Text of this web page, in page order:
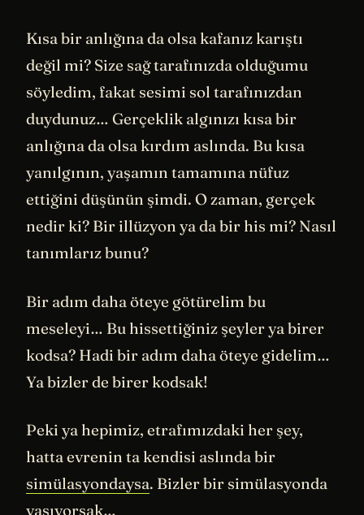
Kısa bir anlığına da olsa kafanız karıştı
değil mi? Size sağ tarafınızda olduğumu
söyledim, fakat sesimi sol tarafınızdan
duydunuz… Gerçeklik algınızı kısa bir
anlığına da olsa kırdım aslında. Bu kısa
yanılgının, yaşamın tamamına nüfuz
ettiğini düşünün şimdi. O zaman, gerçek
nedir ki? Bir illüzyon ya da bir his mi? Nasıl
tanımlarız bunu?
Bir adım daha öteye götürelim bu
meseleyi… Bu hissettiğiniz şeyler ya birer
kodsa? Hadi bir adım daha öteye gidelim…
Ya bizler de birer kodsak!
Peki ya hepimiz, etrafımızdaki her şey,
hatta evrenin ta kendisi aslında bir
simülasyondaysa. Bizler bir simülasyonda
yaşıyorsak…